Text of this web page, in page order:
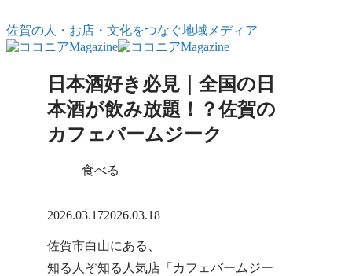
佐賀の人・お店・文化をつなぐ地域メディア
日本酒好き必見｜全国の日
本酒が飲み放題！？佐賀の
カフェバームジーク
食べる
2026.03.172026.03.18
佐賀市白山にある、
知る人ぞ知る人気店「カフェバームジー